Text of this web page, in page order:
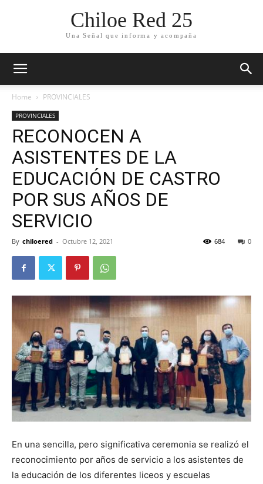
Chiloe Red 25
Una Señal que informa y acompaña
Home PROVINCIALES
PROVINCIALES
RECONOCEN A
ASISTENTES DE LA
EDUCACIÓN DE CASTRO
POR SUS AÑOS DE
SERVICIO
By chiloered - Octubre 12, 2021 0
684
En una sencilla, pero significativa ceremonia se realizó el
reconocimiento por años de servicio a los asistentes de
la educación de los diferentes liceos y escuelas